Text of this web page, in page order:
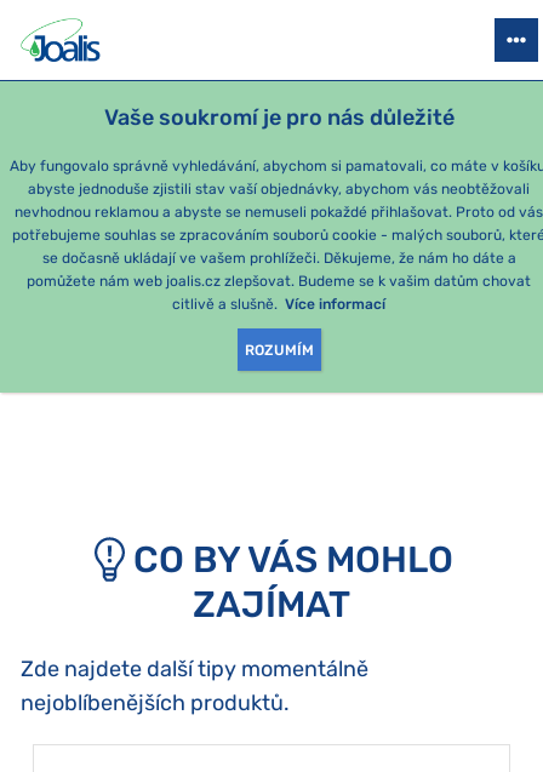
Vaše soukromí je pro nás důležité
Aby fungovalo správně vyhledávání, abychom si pamatovali, co máte v
abyste jednoduše zjistili stav vaší objednávky, abychom vás neobtěžovali
nevhodnou reklamou a abyste se nemuseli pokaždé přihlašovat. Proto od vás
potřebujeme souhlas se zpracováním souborů cookie - malých souborů,
se dočasně ukládají ve vašem prohlížeči. Děkujeme, že nám ho dáte a
pomůžete nám web joalis.cz zlepšovat. Budeme se k vašim datům chovat
citlivě a slušně. Více informací
ROZUMÍM
PRODUKTY PODLE OBTÍŽÍ SEZÓNNÍ BALÍČKY PRO DĚTI
e-shop Joalis
OMLOUVÁME SE, ALE
TATO STRÁNKA
NEEXISTUJE.
CO BY VÁS MOHLO
ZAJÍMAT
Zde najdete další tipy momentálně
nejoblíbenějších produktů.